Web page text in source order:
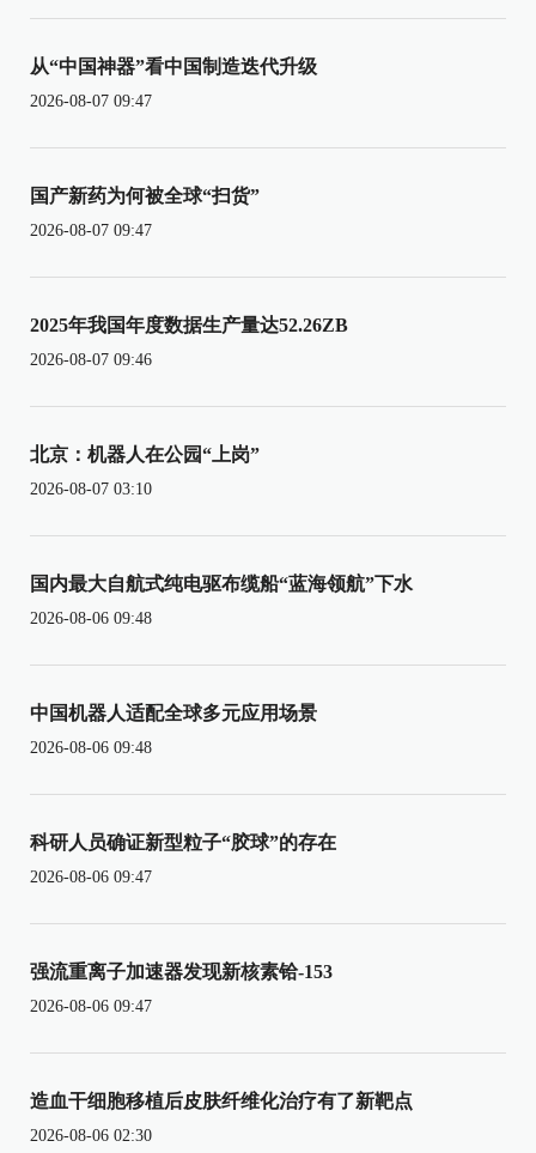
从“中国神器”看中国制造迭代升级
2026-08-07 09:47
国产新药为何被全球“扫货”
2026-08-07 09:47
2025年我国年度数据生产量达52.26ZB
2026-08-07 09:46
北京：机器人在公园“上岗”
2026-08-07 03:10
国内最大自航式纯电驱布缆船“蓝海领航”下水
2026-08-06 09:48
中国机器人适配全球多元应用场景
2026-08-06 09:48
科研人员确证新型粒子“胶球”的存在
2026-08-06 09:47
强流重离子加速器发现新核素铪-153
2026-08-06 09:47
造血干细胞移植后皮肤纤维化治疗有了新靶点
2026-08-06 02:30